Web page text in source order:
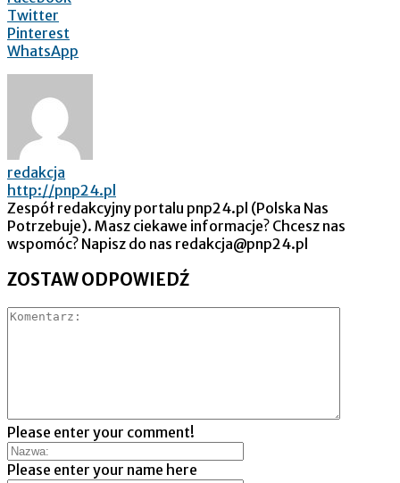
Twitter
Pinterest
WhatsApp
redakcja
http://pnp24.pl
Zespół redakcyjny portalu pnp24.pl (Polska Nas
Potrzebuje). Masz ciekawe informacje? Chcesz nas
wspomóc? Napisz do nas redakcja@pnp24.pl
ZOSTAW ODPOWIEDŹ
Please enter your comment!
Please enter your name here